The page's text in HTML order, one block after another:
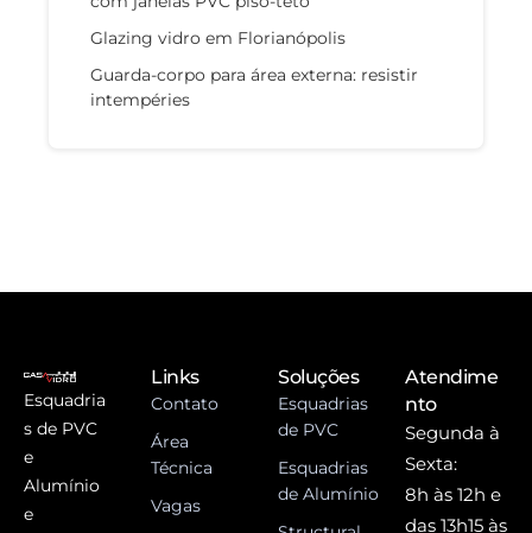
Glazing vidro em Florianópolis
Guarda-corpo para área externa: resistir
intempéries
Esquadria
s de PVC
e
Alumínio
e
Links
Contato
Área
Técnica
Vagas
Soluções
Esquadrias
de PVC
Esquadrias
de Alumínio
Atendime
nto
Segunda à
Sexta:
8h às 12h e
das 13h15 às